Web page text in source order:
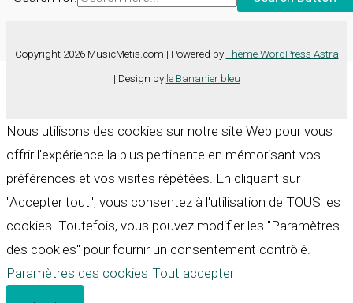
Copyright 2026 MusicMetis.com | Powered by Thème WordPress Astra
| Design by le Bananier bleu
Nous utilisons des cookies sur notre site Web pour vous
offrir l'expérience la plus pertinente en mémorisant vos
préférences et vos visites répétées. En cliquant sur
"Accepter tout", vous consentez à l'utilisation de TOUS les
cookies. Toutefois, vous pouvez modifier les "Paramètres
des cookies" pour fournir un consentement contrôlé.
Paramètres des cookies Tout accepter